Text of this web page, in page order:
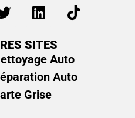
SITES
Auto
Auto
Grise